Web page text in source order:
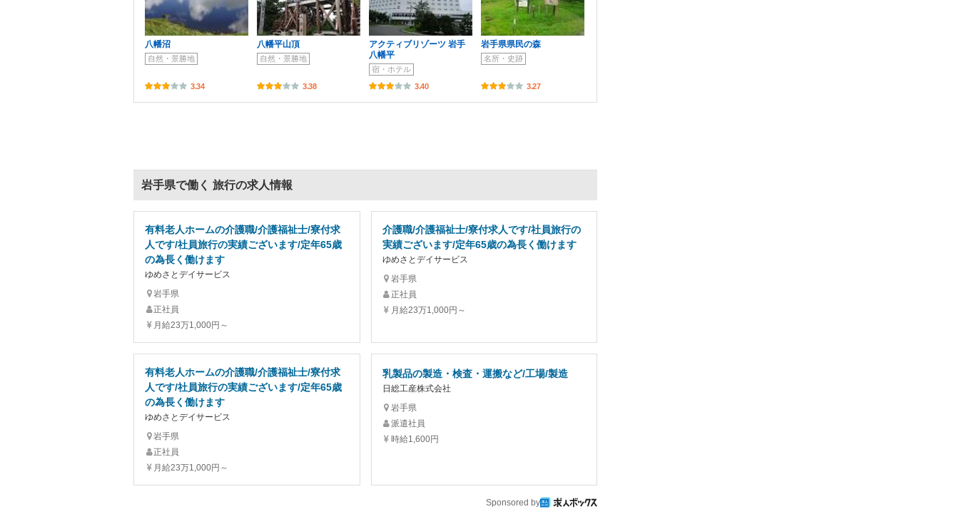
八幡沼
自然・景勝地
3.34
八幡平山頂
自然・景勝地
3.38
アクティブリゾーツ 岩手
八幡平
宿・ホテル
3.40
岩手県県民の森
名所・史跡
3.27
岩手県で働く 旅行の求人情報
有料老人ホームの介護職/介護福祉士/寮付求
人です/社員旅行の実績ございます/定年65歳
の為長く働けます
ゆめさとデイサービス
岩手県
正社員
月給23万1,000円～
介護職/介護福祉士/寮付求人です/社員旅行の
実績ございます/定年65歳の為長く働けます
ゆめさとデイサービス
岩手県
正社員
月給23万1,000円～
有料老人ホームの介護職/介護福祉士/寮付求
人です/社員旅行の実績ございます/定年65歳
の為長く働けます
ゆめさとデイサービス
岩手県
正社員
月給23万1,000円～
乳製品の製造・検査・運搬など/工場/製造
日総工産株式会社
岩手県
派遣社員
時給1,600円
Sponsored by